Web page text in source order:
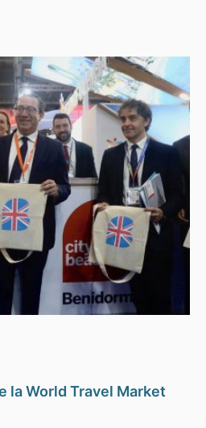
la World Travel Market